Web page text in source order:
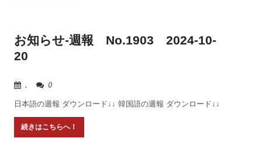
お知らせ-週報 No.1903 2024-10-
20
. 0
日本語の週報 ダウンロード↓↓ 韓国語の週報 ダウンロード↓↓